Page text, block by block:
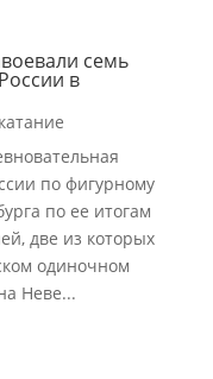
семь
в
по фигурному
по ее итогам
две из которых
одиночном
Неве...